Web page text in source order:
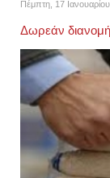
Πέμπτη, 17
Δωρεάν διανομή